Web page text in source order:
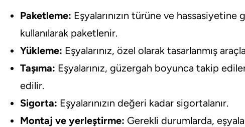
Paketleme: Eşyalarınızın türüne ve
kullanılarak paketlenir.
Yükleme: Eşyalarınız, özel olarak tasarlanmış
Taşıma: Eşyalarınız, güzergah boyunca takip
edilir.
Sigorta: Eşyalarınızın değeri kadar sigortalanır.
Montaj ve yerleştirme: Gerekli durumlarda,